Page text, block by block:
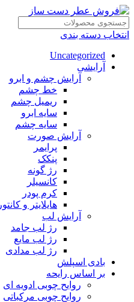
انتخاب دسته بندی
Uncategorized
آرایشی
آرایش چشم و ابرو
خط چشم
ریمیل چشم
سایه ابرو
سایه چشم
آرایش صورت
پرایمر
پنکک
رژ گونه
کانسیلر
کرم پودر
هایلایتر و کانتور
آرایش لب
رژ لب جامد
رژ لب مایع
رژ لب مدادی
بادی اسپلش
بر اساس رایحه
روایح چوبی ادویه ای
روایح چوبی مرکباتی